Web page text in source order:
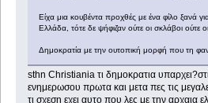
Είχα μια κουβέντα προχθές με ένα φίλο ξανά
Ελλάδα, τότε δε ψήφιζαν ούτε οι σκλάβοι ούτε
Δημοκρατία με την ουτοπική μορφή που τη
sthn Christiania τι δημοκρατια
ενημερωσου πρωτα και μετα πες τις
τι σχεση εχει αυτο που λες με την αρχαια